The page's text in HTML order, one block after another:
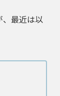
最近は以